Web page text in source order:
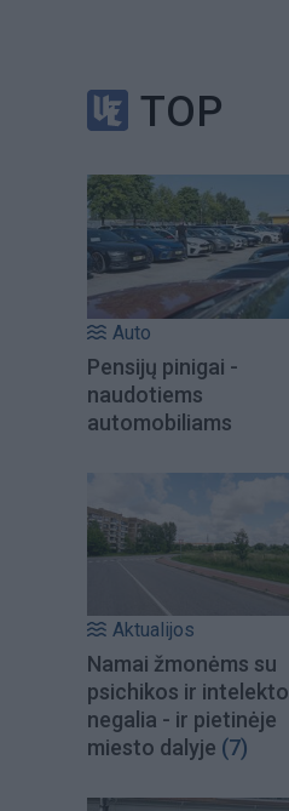
TOP
Auto
Pensijų pinigai -
naudotiems
automobiliams
Aktualijos
Namai žmonėms su
psichikos ir intelekto
negalia - ir pietinėje
miesto dalyje (7)